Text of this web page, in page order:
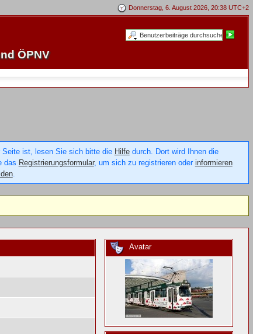
Donnerstag, 6. August 2026, 20:38 UTC+2
ÖPNV
Seite ist, lesen Sie sich bitte die Hilfedurch. Dort wird Ihnen die
das Registrierungsformular, um sich zu registrieren oder informieren
.
Avatar